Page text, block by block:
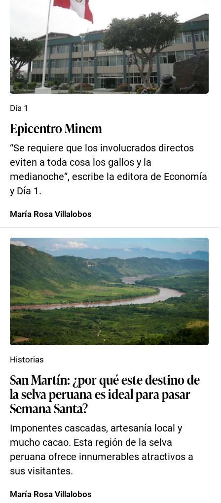
Epicentro Minem
“Se requiere que los involucrados directos
eviten a toda cosa los gallos y la
medianoche”, escribe la editora de Economía
y Día 1.
Día 1
María Rosa Villalobos
San Martín: ¿por qué este destino de
la selva peruana es ideal para pasar
Semana Santa?
Imponentes cascadas, artesanía local y
mucho cacao. Esta región de la selva
peruana ofrece innumerables atractivos a
sus visitantes.
Historias
María Rosa Villalobos